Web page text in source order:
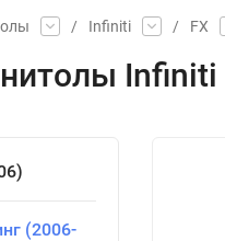
/ Infiniti / FX
Infiniti
(2006-